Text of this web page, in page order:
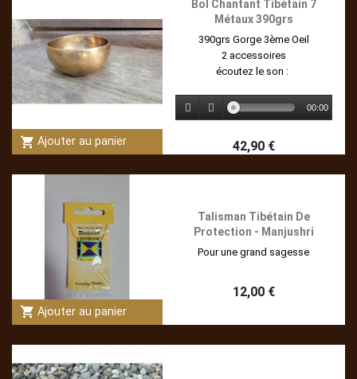
shopping_cart Ajouter au panier
Bol Chantant Tibétain 7
Métaux 390grs
390grs Gorge 3ème Oeil
2 accessoires
écoutez le son :
00:00
42,90 €
shopping_cart Ajouter au panier
Talisman Tibétain De
Protection - Manjushri
Pour une grand sagesse
12,00 €